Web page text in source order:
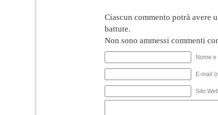
Ciascun commento potrà avere
battute.
Non sono ammessi commenti
Nome
E-mail
Sito